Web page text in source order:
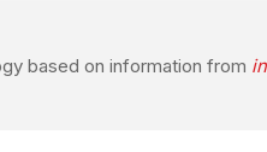
based on information from